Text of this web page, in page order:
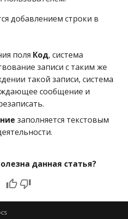
Реестр документов
Реестр приходов от
поставщика
Реестр розничных цен
Справка о
ТО
Статотчёт по группам
товара (Генератор)
добавлением строки в
поля Код, система
записи с таким же
такой записи, система
сообщение и
заполняется текстовым
данная статья?